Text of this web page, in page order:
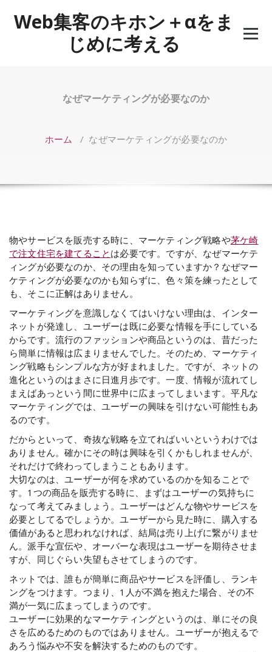
Web集客のキホン＋αをま
じめに考える
なぜマーケティングが必要なのか
ホーム / なぜマーケティングが必要なのか
物やサービスを販売する時に、マーケティング戦略や茅ケ崎
で注文住宅を建てること は必要です。ですが、なぜマーケテ
ィングが必要なのか、その理由を知っていますか？なぜマー
ケティングが必要なのかも知らずに、色々策を練ったとして
も、そこに正解はありません。
マーケティングを意識しなくてはいけない理由は、インター
ネットが発達し、ユーザーは既に必要な情報を手にしている
からです。流行のファッションや商品というのは、昔だった
ら簡単に情報は広まりませんでした。そのため、マーケティ
ング戦略もシンプルな方が好まれました。ですが、ネットの
進化というのはまさに日進月歩です。一度、情報が流れてし
まえばあっという間に世界中に広まってしまいます。平凡な
マーケティングでは、ユーザーの興味を引けない可能性もあ
るのです。
だからといって、奇抜な戦略を立てればいいというわけでは
ありません。確かにその時は興味を引くかもしれませんが、
それだけで終わってしまうこともあります。
大切なのは、ユーザーが何を求めているのかを知ることで
す。1つの商品を販売する時に、まずはユーザーの気持ちに
なって考えてみましょう。ユーザーはどんな物やサービスを
必要としてるでしょうか。ユーザーから見た時に、購入する
価値があると思われなければ、結局は売り上げに繋がりませ
ん。派手な宣伝や、オーバーな表現はユーザーを期待させま
すが、同じぐらい失望もさせてしまうのです。
ネットでは、誰もが簡単に商品やサービスを評価し、ランキ
ングをつけます。つまり、1人が不満を抱えた場合、その不
満が一気に広まってしまうのです。
ユーザーに効果的なマーケティングというのは、単にその良
さを広めるためのものではありません。ユーザーが抱えるで
あろう悩みや不安を解決するためのものです。